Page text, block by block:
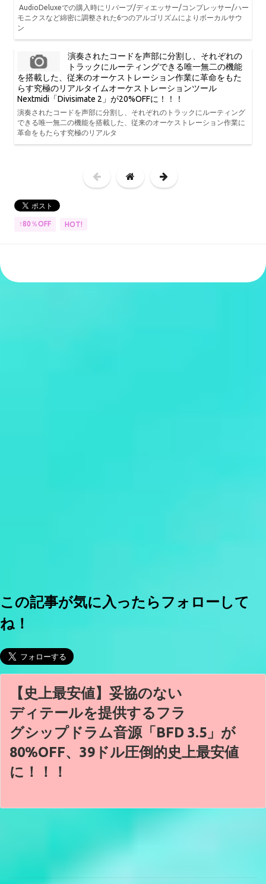
AudioDeluxeでの購入時にリバーブ/ディエッサー/コンプレッサー/ハー
モニクスなど綿密に調整された6つのアルゴリズムによりボーカルサウ
ン
演奏されたコードを声部に分割し、それぞれの
トラックにルーティングできる唯一無二の機能
を搭載した、従来のオーケストレーション作業に革命をもた
らす究極のリアルタイムオーケストレーションツール
Nextmidi「Divisimate 2」が20%OFFに！！！
演奏されたコードを声部に分割し、それぞれのトラックにルーティング
できる唯一無二の機能を搭載した、従来のオーケストレーション作業に
革命をもたらす究極のリアルタ
↑80％OFF HOT!
この記事が気に入ったらフォローして
ね！
【史上最安値】妥協のない
ディテールを提供するフラ
グシップドラム音源「BFD 3.5」が
80%OFF、39ドル圧倒的史上最安値
に！！！